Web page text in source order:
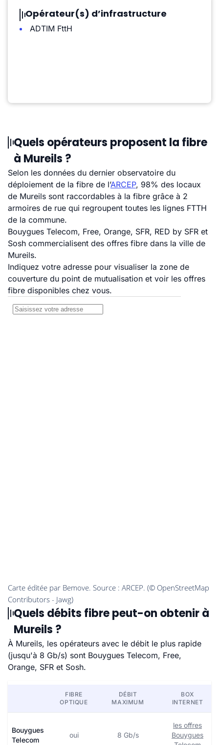
Opérateur(s) d’infrastructure
ADTIM FttH
Quels opérateurs proposent la fibre
à Mureils ?
Selon les données du dernier observatoire du
déploiement de la fibre de l’ARCEP, 98% des locaux
de Mureils sont raccordables à la fibre grâce à 2
armoires de rue qui regroupent toutes les lignes FTTH
de la commune.
Bouygues Telecom, Free, Orange, SFR, RED by SFR et
Sosh commercialisent des offres fibre dans la ville de
Mureils.
Indiquez votre adresse pour visualiser la zone de
couverture du point de mutualisation et voir les offres
fibre disponibles chez vous.
Quels débits fibre peut-on obtenir à
Mureils ?
À Mureils, les opérateurs avec le débit le plus rapide
(jusqu'à 8 Gb/s) sont Bouygues Telecom, Free,
Orange, SFR et Sosh.
FIBRE
OPTIQUE
DÉBIT
MAXIMUM
BOX
INTERNET
Bouygues
Telecom
oui 8 Gb/s
les offres
Bouygues